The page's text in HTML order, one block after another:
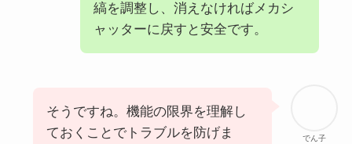
縞を調整し、消えなければメカシ
ャッターに戻すと安全です。
でん子
そうですね。機能の限界を理解し
ておくことでトラブルを防げま